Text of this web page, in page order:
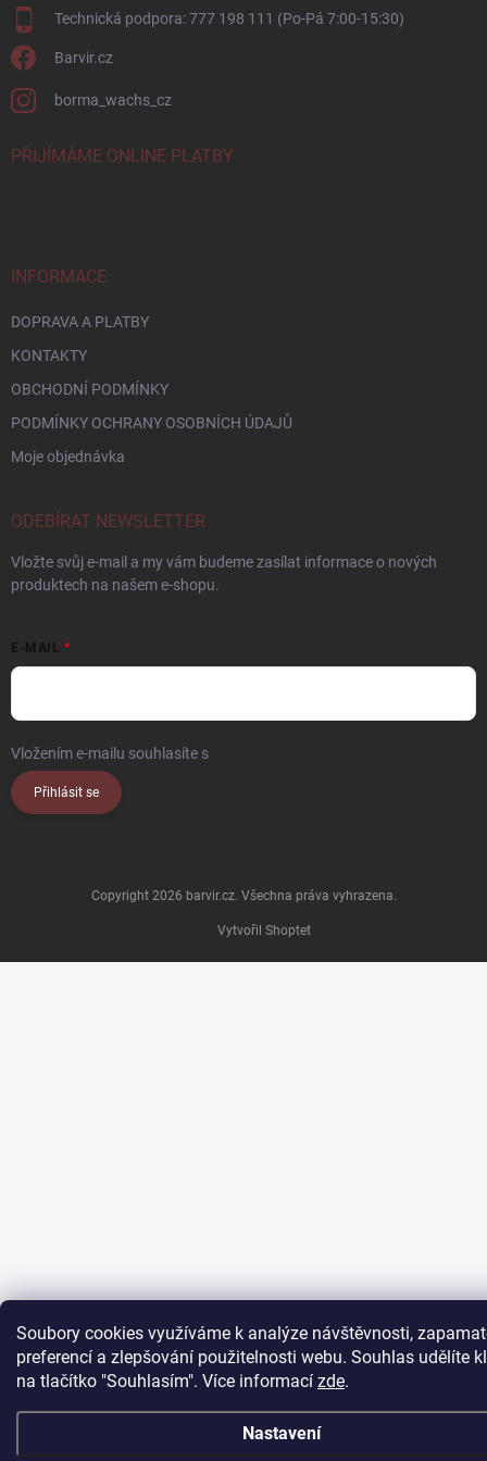
Soubory cookies využíváme k analýze návštěvnosti,
preferencí a zlepšování použitelnosti webu. Souhlas udělíte
na tlačítko "Souhlasím". Více informací zde.
Nastavení
Technická podpora: 777 198 111 (Po-Pá 7:00-15:30)
Barvir.cz
borma_wachs_cz
PŘIJÍMÁME ONLINE PLATBY
INFORMACE
DOPRAVA A PLATBY
KONTAKTY
OBCHODNÍ PODMÍNKY
PODMÍNKY OCHRANY OSOBNÍCH ÚDAJŮ
Moje objednávka
ODEBÍRAT NEWSLETTER
Vložte svůj e-mail a my vám budeme zasílat informace o nových
produktech na našem e-shopu.
E-MAIL
Vložením e-mailu souhlasíte s
Přihlásit se
Vytvořil Shoptet
Copyright 2026 barvir.cz. Všechna práva vyhrazena.